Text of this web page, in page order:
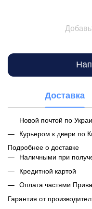
Доставка
Новой почтой по
Курьером к двери по
Подробнее о доставке
Наличными при
Кредитной картой
Оплата частями
Гарантия от